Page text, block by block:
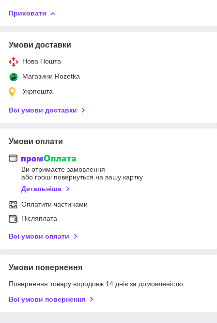
Приховати
Умови доставки
Нова Пошта
Магазини Rozetka
Укрпошта
Всі умови доставки
Умови оплати
Ви отримаєте замовлення
або гроші повернуться на вашу картку
Детальніше
Оплатити частинами
Післяплата
Всі умови оплати
Умови повернення
Повернення товару впродовж 14 днів за домовленістю
Всі умови повернення